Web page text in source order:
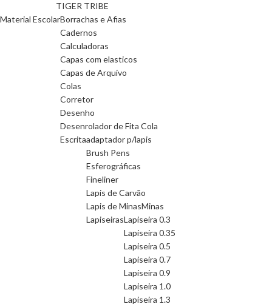
TIGER TRIBE
Material EscolarBorrachas e Afias
Cadernos
Calculadoras
Capas com elasticos
Capas de Arquivo
Colas
Corretor
Desenho
Desenrolador de Fita Cola
Escritaadaptador p/lapis
Brush Pens
Esferográficas
Fineliner
Lapis de Carvão
Lapis de MinasMinas
LapiseirasLapiseira 0.3
Lapiseira 0.35
Lapiseira 0.5
Lapiseira 0.7
Lapiseira 0.9
Lapiseira 1.0
Lapiseira 1.3